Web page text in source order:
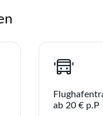
Sie
ab 20 € p.P